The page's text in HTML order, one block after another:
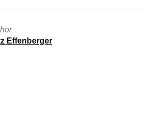
Effenberger